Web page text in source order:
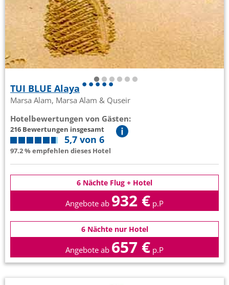
TUI BLUE Alaya
Marsa Alam, Marsa Alam & Quseir
Hotelbewertungen von Gästen:
216 Bewertungen insgesamt
5,7 von 6
97.2 % empfehlen dieses Hotel
6 Nächte Flug + Hotel
Angebote ab 932 € p.P
6 Nächte nur Hotel
Angebote ab 657 € p.P